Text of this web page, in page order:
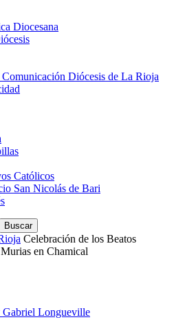
Diocesana
Diócesis de La Rioja
Católicos
San Nicolás de Bari
Celebración de los Beatos
en Chamical
Gabriel Longueville